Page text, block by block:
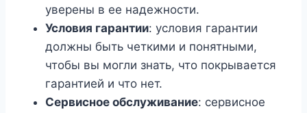
уверены в ее надежности.
Условия гарантии: условия гарантии
должны быть четкими и понятными,
чтобы вы могли знать, что покрывается
гарантией и что нет.
Сервисное обслуживание: сервисное